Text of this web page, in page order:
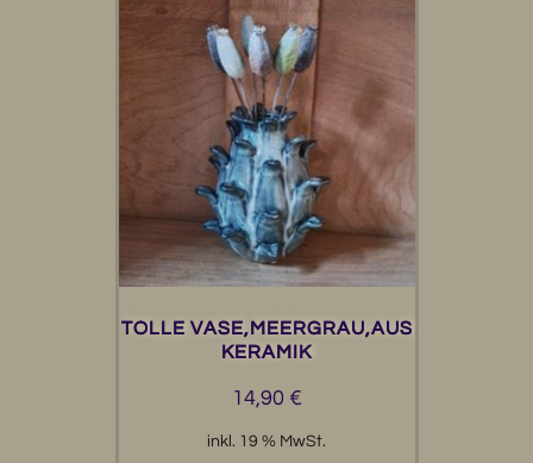
TOLLE VASE,MEERGRAU,AUS
KERAMIK
14,90 €
inkl. 19 % MwSt.